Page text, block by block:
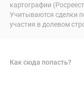
картографии
Учитываются сделки
участия в долевом
Как сюда попасть?